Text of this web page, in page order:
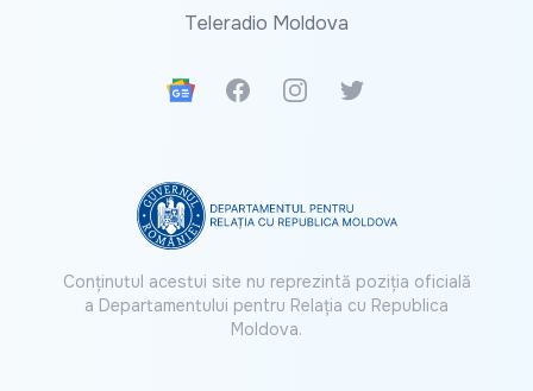
Teleradio Moldova
Google News
FacebookInstagramTwitter
Conținutul acestui site nu reprezintă poziția oficială
a Departamentului pentru Relația cu Republica
Moldova.